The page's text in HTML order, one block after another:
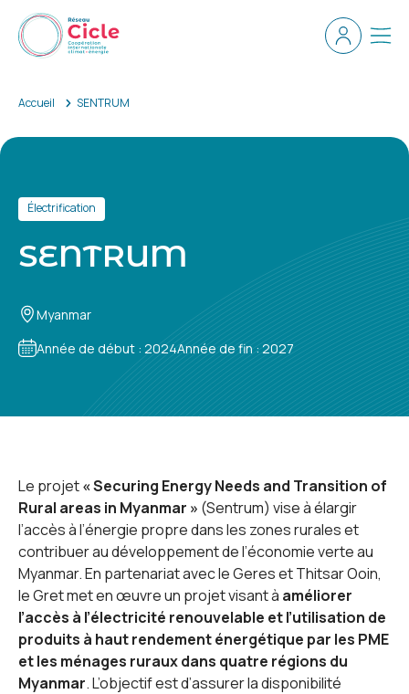
Aller au contenu principal
Espace
Accueil SENTRUM
Électrification
SENTRUM
Myanmar
Année de début : 2024Année de fin : 2027
Le projet« Securing Energy Needs and Transition of
Rural areas in Myanmar » (Sentrum) vise à élargir
l’accès à l’énergie propre dans les zones rurales et
contribuer au développement de l’économie verte au
Myanmar. En partenariat avec le Geres et Thitsar Ooin,
le Gret met en œuvre un projet visant à améliorer
l’accès à l’électricité renouvelable et l’utilisation de
produits à haut rendement énergétique par les PME
et les ménages ruraux dans quatre régions du
Myanmar. L’objectif est d’assurer la disponibilité